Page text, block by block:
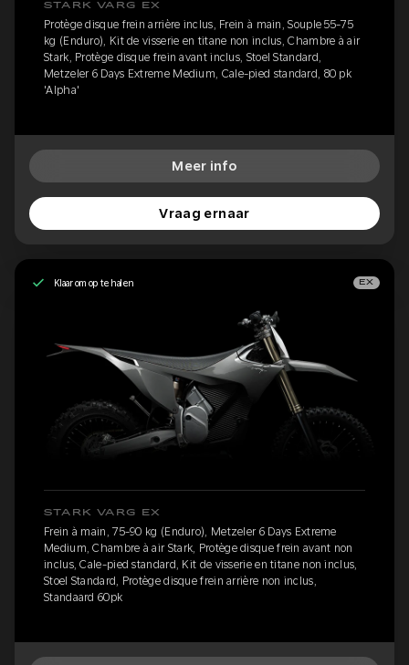
STARK VARG EX
Protège disque frein arrière inclus, Frein à main, Souple 55-75
kg (Enduro), Kit de visserie en titane non inclus, Chambre à air
Stark, Protège disque frein avant inclus, Stoel Standard,
Metzeler 6 Days Extreme Medium, Cale-pied standard, 80 pk
'Alpha'
Meer info
Vraag ernaar
Klaar om op te halen EX
STARK VARG EX
Frein à main, 75-90 kg (Enduro), Metzeler 6 Days Extreme
Medium, Chambre à air Stark, Protège disque frein avant non
inclus, Cale-pied standard, Kit de visserie en titane non inclus,
Stoel Standard, Protège disque frein arrière non inclus,
Standaard 60pk